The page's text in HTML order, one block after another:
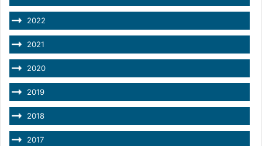
2022
2021
2020
2019
2018
2017